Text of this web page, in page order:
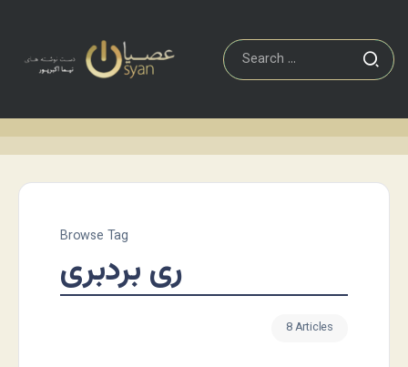
Browse Tag
ری بردبری
8 Articles